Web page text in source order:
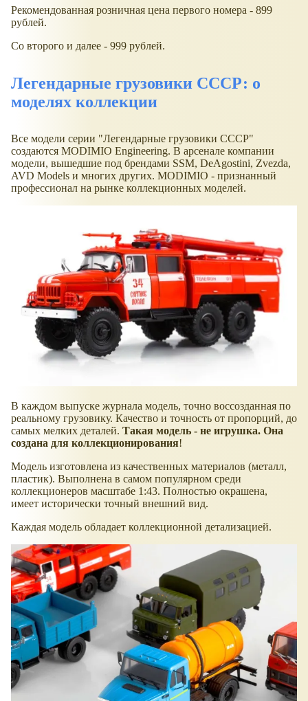
Рекомендованная розничная цена первого номера - 899
рублей.
Со второго и далее - 999 рублей.
Легендарные грузовики СССР: о
моделях коллекции
Все модели серии "Легендарные грузовики СССР"
создаются MODIMIO Engineering. В арсенале компании
модели, вышедшие под брендами SSM, DeAgostini, Zvezda,
AVD Models и многих других. MODIMIO - признанный
профессионал на рынке коллекционных моделей.
В каждом выпуске журнала модель, точно воссозданная по
реальному грузовику. Качество и точность от пропорций, до
самых мелких деталей. Такая модель - не игрушка. Она
создана для коллекционирования!
Модель изготовлена из качественных материалов (металл,
пластик). Выполнена в самом популярном среди
коллекционеров масштабе 1:43. Полностью окрашена,
имеет исторически точный внешний вид.
Каждая модель обладает коллекционной детализацией.